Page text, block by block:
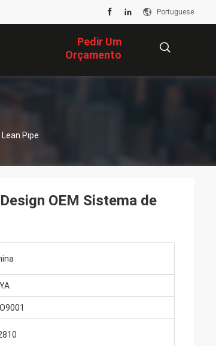
Portuguese
Pedir Um
Orçamento
Pipe
OEM Sistema de